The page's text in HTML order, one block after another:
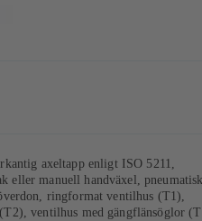
axeltapp enligt ISO 5211,
eller manuell handväxel,
ringformat ventilhus (T1),
ventilhus med gängflänsöglor